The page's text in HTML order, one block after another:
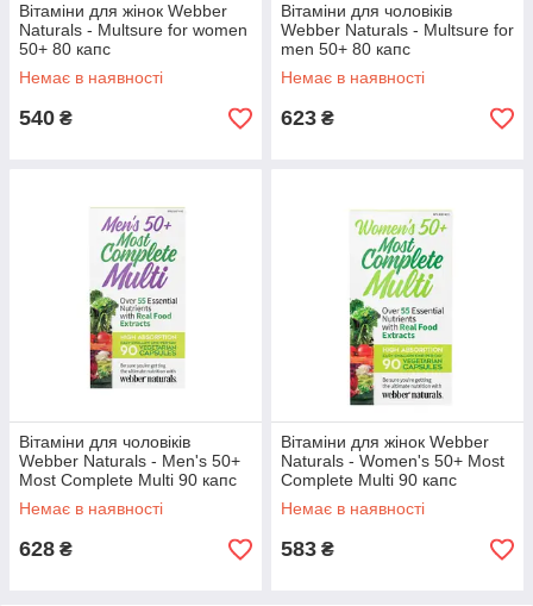
Вітаміни для жінок Webber
Naturals - Multsure for women
50+ 80 капс
Немає в наявності
540 ₴
Вітаміни для чоловіків
Webber Naturals - Multsure for
men 50+ 80 капс
Немає в наявності
623 ₴
Вітаміни для чоловіків
Webber Naturals - Men's 50+
Most Complete Multi 90 капс
Немає в наявності
628 ₴
Вітаміни для жінок Webber
Naturals - Women's 50+ Most
Complete Multi 90 капс
Немає в наявності
583 ₴